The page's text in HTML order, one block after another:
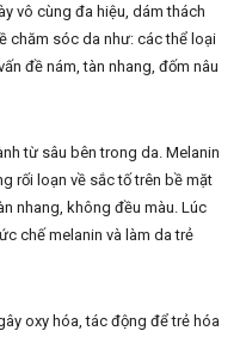
vô cùng đa hiệu, dám thách
chăm sóc da như: các thể loại
đề nám, tàn nhang, đốm nâu
từ sâu bên trong da. Melanin
rối loạn về sắc tố trên bề mặt
nhang, không đều màu. Lúc
chế melanin và làm da trẻ
oxy hóa, tác động để trẻ hóa